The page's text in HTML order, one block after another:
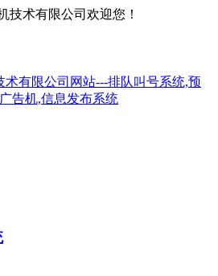
技术有限公司欢迎您！